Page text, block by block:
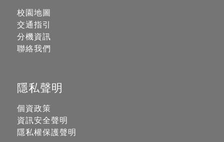
校園地圖
交通指引
分機資訊
聯絡我們
隱私聲明
個資政策
資訊安全聲明
隱私權保護聲明